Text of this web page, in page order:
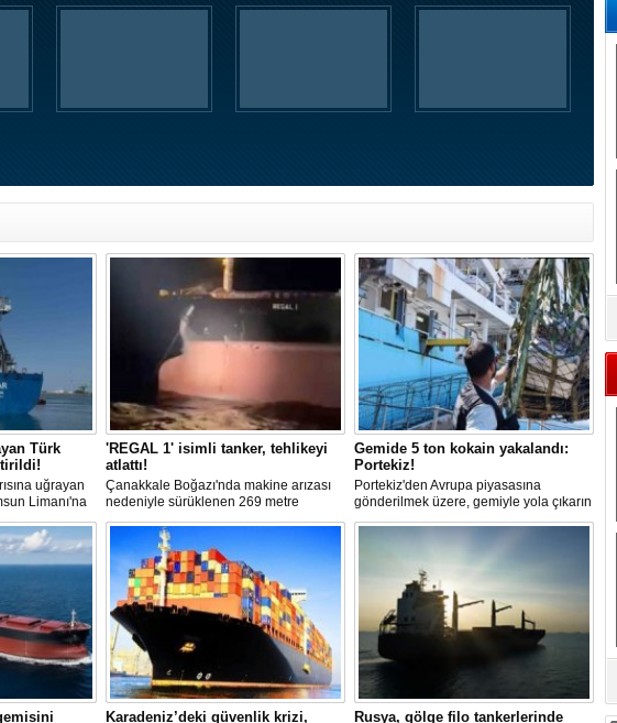
Türk
uğrayan
Limanı'na
Saldırıda can
büyük çapta
'REGAL 1' isimli tanker, tehlikeyi
atlattı!
Çanakkale Boğazı'nda makine arızası
nedeniyle sürüklenen 269 metre
uzunluğundaki 'REGAL 1' isimli tanker,
römorkörler yardımıyla Şevketiye Demir
Sahası'na çekilerek kurtarıldı.
Gemide 5 ton kokain yakalandı:
Portekiz!
Portekiz'den Avrupa piyasasına
gönderilmek üzere, gemiyle yola çıkarın
5 ton kokain, Portekiz polisi ile Portekiz
operasyonuyla durduruldu. Operasyon
kapsamında, gemideki iki yabancı
uyruklu kişi bir gemi mürettebatı
gözaltına alındı.
Karadeniz’deki güvenlik krizi,
Rusya, gölge filo tankerlerinde